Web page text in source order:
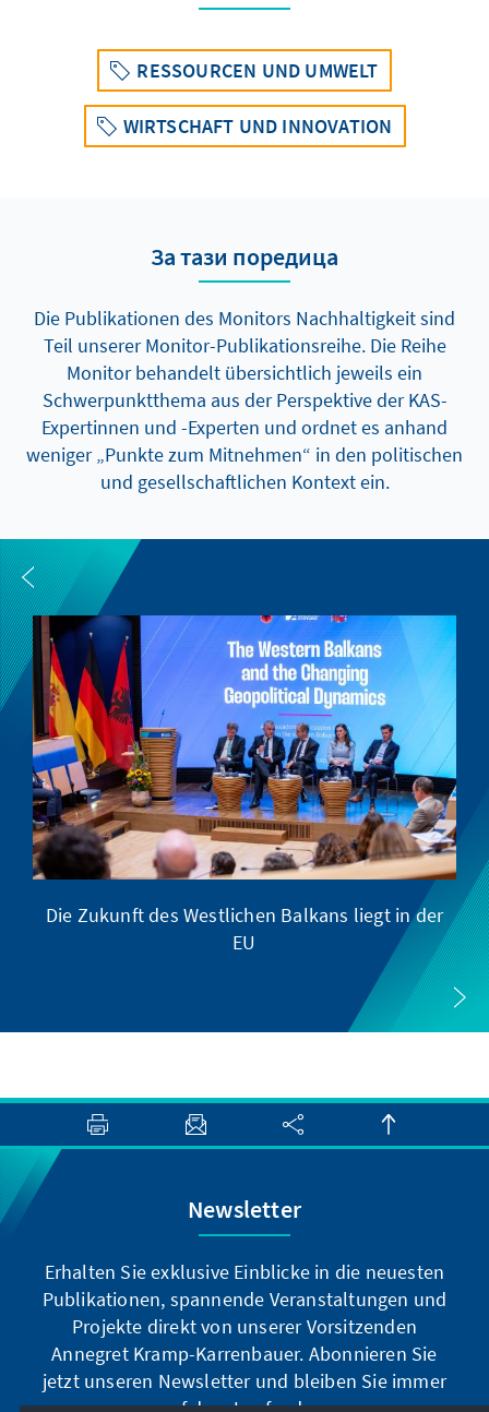
RESSOURCEN UND UMWELT
WIRTSCHAFT UND INNOVATION
За тази поредица
Die Publikationen des Monitors Nachhaltigkeit sind
Teil unserer Monitor-Publikationsreihe. Die Reihe
Monitor behandelt übersichtlich jeweils ein
Schwerpunktthema aus der Perspektive der KAS-
Expertinnen und -Experten und ordnet es anhand
weniger „Punkte zum Mitnehmen“ in den politischen
und gesellschaftlichen Kontext ein.
Die Zukunft des Westlichen Balkans liegt in der
EU
Newsletter
Erhalten Sie exklusive Einblicke in die neuesten
Publikationen, spannende Veranstaltungen und
Projekte direkt von unserer Vorsitzenden
Annegret Kramp-Karrenbauer. Abonnieren Sie
jetzt unseren Newsletter und bleiben Sie immer